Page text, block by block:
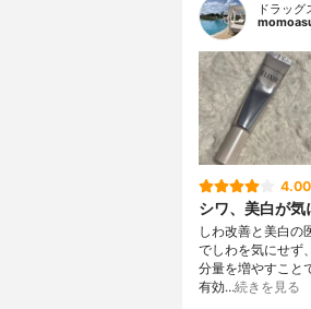
ドラッグ
4.00
シワ、美白が気
しわ改善と美白の
でしわを気にせず
分量を増やすこと
有効…続きを見る